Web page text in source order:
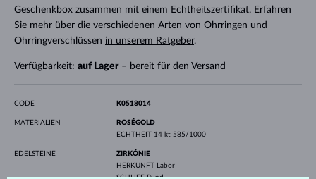
Geschenkbox zusammen mit einem Echtheitszertifikat. Erfahren
Sie mehr über die verschiedenen Arten von Ohrringen und
Ohrringverschlüssen in unserem Ratgeber.
Verfügbarkeit: auf Lager– bereit für den Versand
CODE K0518014
MATERIALIEN
ROSÉGOLD
ECHTHEIT 14 kt 585/1000
EDELSTEINE
ZIRKÓNIE
HERKUNFT
Labor
SCHLIFFRund